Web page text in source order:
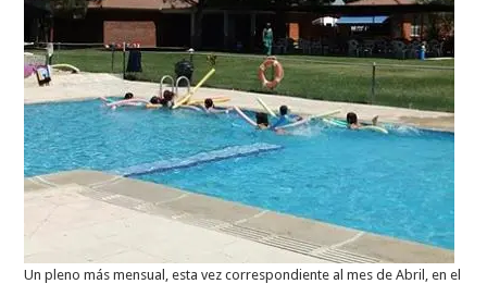
Un pleno más mensual, esta vez correspondiente al mes de Abril, en el